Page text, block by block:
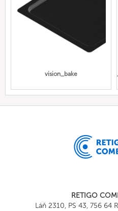
vision_bake
RETIGO
Láň 2310, PS 43, 756 64